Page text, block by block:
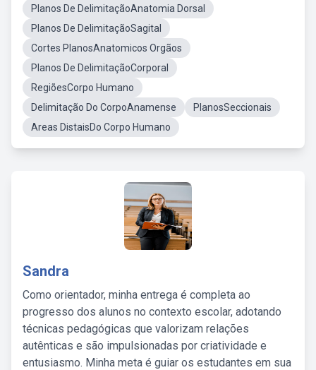
Planos De DelimitaçãoAnatomia Dorsal
Planos De DelimitaçãoSagital
Cortes PlanosAnatomicos Orgãos
Planos De DelimitaçãoCorporal
RegiõesCorpo Humano
Delimitação Do CorpoAnamense
PlanosSeccionais
Areas DistaisDo Corpo Humano
Sandra
Como orientador, minha entrega é completa ao
progresso dos alunos no contexto escolar, adotando
técnicas pedagógicas que valorizam relações
autênticas e são impulsionadas por criatividade e
entusiasmo. Minha meta é guiar os estudantes em sua